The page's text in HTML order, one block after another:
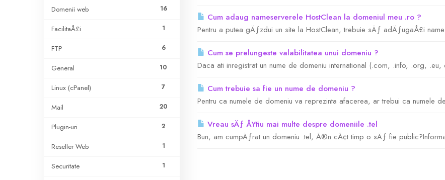
16
Domenii web
1
FacilitaÅ£i
6
FTP
10
General
7
Linux (cPanel)
20
Mail
2
Plugin-uri
1
Reseller Web
1
Securitate
Cum adaug nameserverele HostClean la domeniul meu .ro ?
Pentru a putea gÄƒzdui un site la HostClean, trebuie sÄƒ adÄƒugaÅ£i
Cum se prelungeste valabilitatea unui domeniu ?
Daca ati inregistrat un nume de domeniu international (.com, .info, .org, .eu,
Cum trebuie sa fie un nume de domeniu ?
Pentru ca numele de domeniu va reprezinta afacerea, ar trebui ca numele
Vreau sÄƒ ÅŸtiu mai multe despre domeniile .tel
Bun, am cumpÄƒrat un domeniu .tel, Ã®n cÃ¢t timp o sÄƒ fie